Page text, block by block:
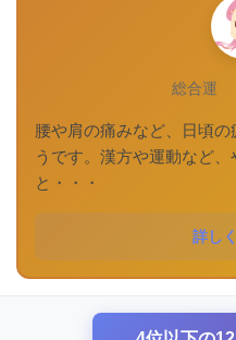
総合運
腰や肩の痛みなど、日頃
うです。漢方や運動など
と・・・
詳し